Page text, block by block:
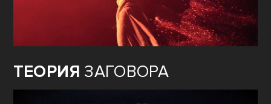
ИСТОРИЯ ГЕРОЕВ